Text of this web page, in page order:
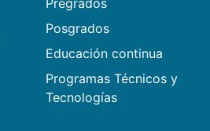
Pregrados
Posgrados
Educación continua
Programas Técnicos y
Tecnologías